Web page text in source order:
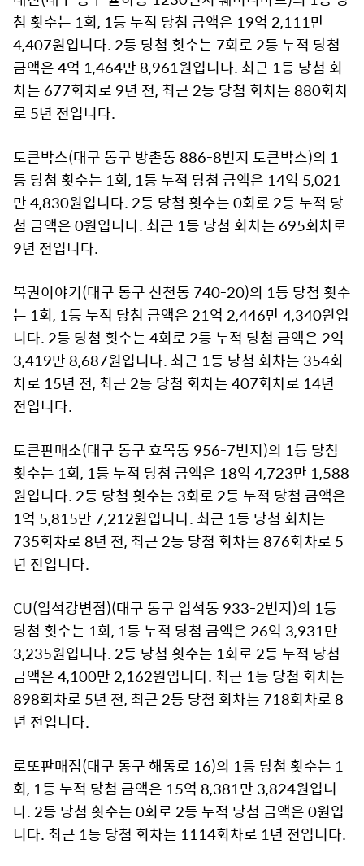
첨 횟수는 1회, 1등 누적 당첨 금액은 19억 2,111만
4,407원입니다. 2등 당첨 횟수는 7회로 2등 누적 당첨
금액은 4억 1,464만 8,961원입니다. 최근 1등 당첨 회
차는 677회차로 9년 전, 최근 2등 당첨 회차는 880회차
로 5년 전입니다.
토큰박스(대구 동구 방촌동 886-8번지 토큰박스)의 1
등 당첨 횟수는 1회, 1등 누적 당첨 금액은 14억 5,021
만 4,830원입니다. 2등 당첨 횟수는 0회로 2등 누적 당
첨 금액은 0원입니다. 최근 1등 당첨 회차는 695회차로
9년 전입니다.
복권이야기(대구 동구 신천동 740-20)의 1등 당첨 횟수
는 1회, 1등 누적 당첨 금액은 21억 2,446만 4,340원입
니다. 2등 당첨 횟수는 4회로 2등 누적 당첨 금액은 2억
3,419만 8,687원입니다. 최근 1등 당첨 회차는 354회
차로 15년 전, 최근 2등 당첨 회차는 407회차로 14년
전입니다.
토큰판매소(대구 동구 효목동 956-7번지)의 1등 당첨
횟수는 1회, 1등 누적 당첨 금액은 18억 4,723만 1,588
원입니다. 2등 당첨 횟수는 3회로 2등 누적 당첨 금액은
1억 5,815만 7,212원입니다. 최근 1등 당첨 회차는
735회차로 8년 전, 최근 2등 당첨 회차는 876회차로 5
년 전입니다.
CU(입석강변점)(대구 동구 입석동 933-2번지)의 1등
당첨 횟수는 1회, 1등 누적 당첨 금액은 26억 3,931만
3,235원입니다. 2등 당첨 횟수는 1회로 2등 누적 당첨
금액은 4,100만 2,162원입니다. 최근 1등 당첨 회차는
898회차로 5년 전, 최근 2등 당첨 회차는 718회차로 8
년 전입니다.
로또판매점(대구 동구 해동로 16)의 1등 당첨 횟수는 1
회, 1등 누적 당첨 금액은 15억 8,381만 3,824원입니
다. 2등 당첨 횟수는 0회로 2등 누적 당첨 금액은 0원입
니다. 최근 1등 당첨 회차는 1114회차로 1년 전입니다.